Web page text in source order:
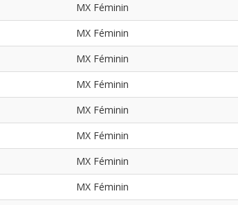
MX Féminin
MX Féminin
MX Féminin
MX Féminin
MX Féminin
MX Féminin
MX Féminin
MX Féminin